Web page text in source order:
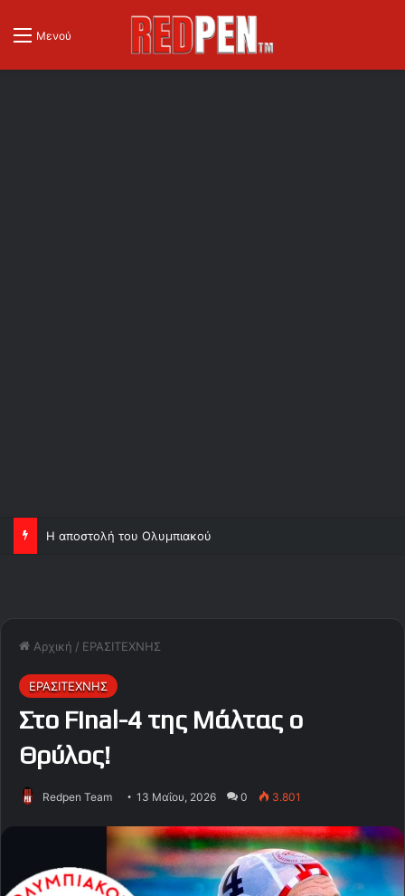
Μενού
Η αποστολή του Ολυμπιακού
Αρχική / ΕΡΑΣΙΤΕΧΝΗΣ
ΕΡΑΣΙΤΕΧΝΗΣ
Στο Final-4 της Μάλτας ο
Θρύλος!
Redpen Team 13 Μαΐου, 2026 0 3.801